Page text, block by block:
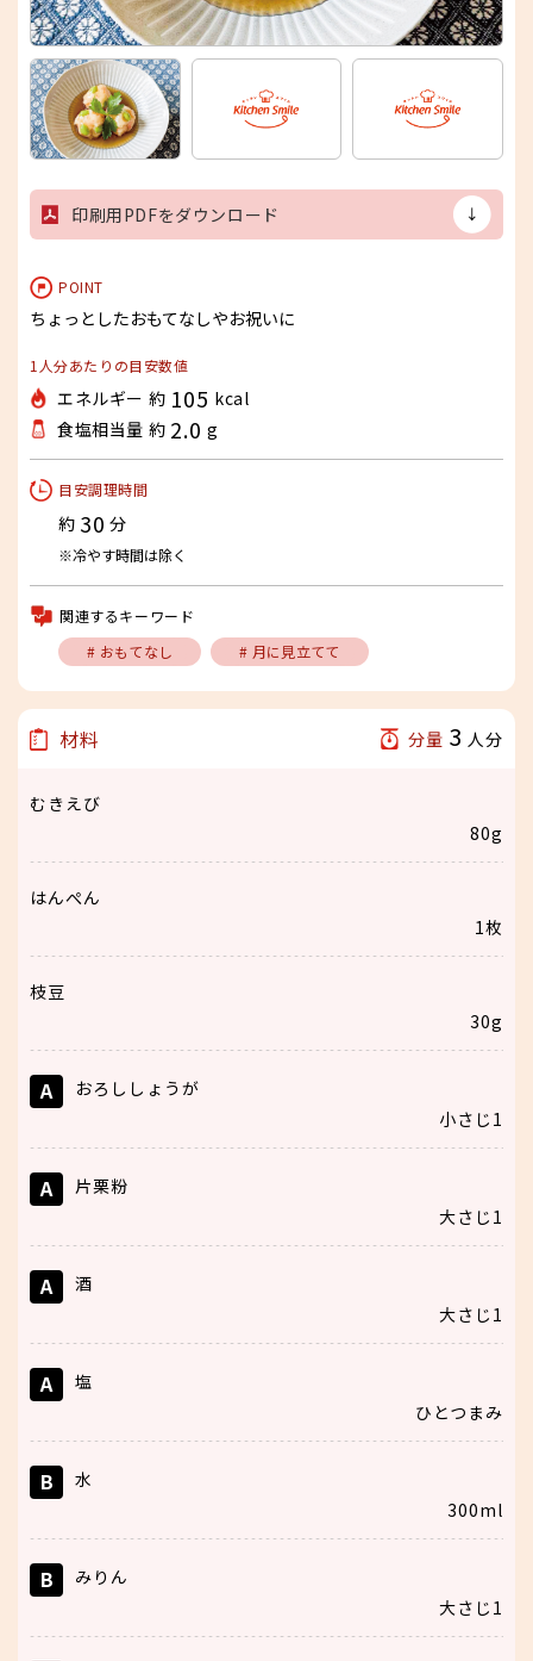
印刷用PDFをダウンロード
POINT
ちょっとしたおもてなしやお祝いに
1人分あたりの目安数値
エネルギー 約 105 kcal
食塩相当量 約 2.0 g
目安調理時間
約 30 分
※冷やす時間は除く
関連するキーワード
# おもてなし
# 月に見立てて
材料 分量 3 人分
むきえび
80g
はんぺん
1枚
枝豆
30g
A
おろししょうが
小さじ1
A
片栗粉
大さじ1
A
酒
大さじ1
A
塩
ひとつまみ
B
水
300ml
B
みりん
大さじ1